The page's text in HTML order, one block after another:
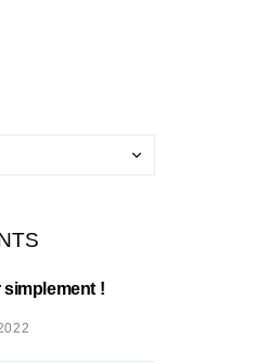
simplement !